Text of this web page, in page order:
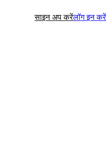
साइन अप करेंलॉग इन करें